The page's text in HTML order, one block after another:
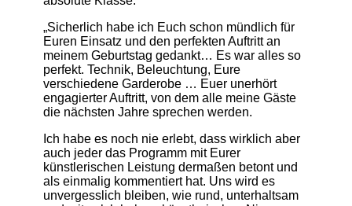
„Sicherlich habe ich Euch schon mündlich für
Euren Einsatz und den perfekten Auftritt an
meinem Geburtstag gedankt… Es war alles so
perfekt. Technik, Beleuchtung, Eure
verschiedene Garderobe … Euer unerhört
engagierter Auftritt, von dem alle meine Gäste
die nächsten Jahre sprechen werden.
Ich habe es noch nie erlebt, dass wirklich aber
auch jeder das Programm mit Eurer
künstlerischen Leistung dermaßen betont und
als einmalig kommentiert hat. Uns wird es
unvergesslich bleiben, wie rund, unterhaltsam